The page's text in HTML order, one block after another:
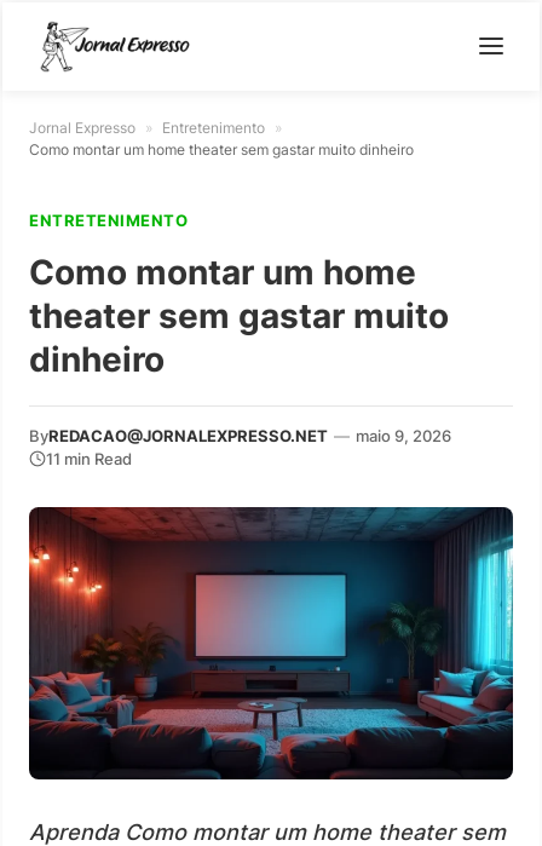
Jornal Expresso » Entretenimento »
Como montar um home theater sem gastar muito dinheiro
ENTRETENIMENTO
Como montar um home
theater sem gastar muito
dinheiro
ByREDACAO@JORNALEXPRESSO.NET — maio 9, 2026
11 min Read
Aprenda Como montar um home theater sem